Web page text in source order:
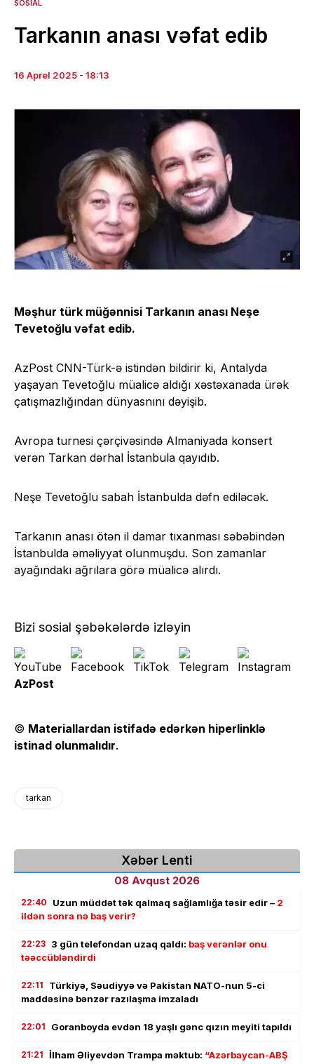
SOSIAL
Tarkanın anası vəfat edib
16 Aprel 2025 - 18:13
Məşhur türk müğənnisi Tarkanın anası Neşe
Tevetoğlu vəfat edib.
AzPost CNN-Türk-ə istindən bildirir ki, Antalyda
yaşayan Tevetoğlu müalicə aldığı xəstəxanada ürək
çatışmazlığından dünyasnını dəyişib.
Avropa turnesi çərçivəsində Almaniyada konsert
verən Tarkan dərhal İstanbula qayıdıb.
Neşe Tevetoğlu sabah İstanbulda dəfn ediləcək.
Tarkanın anası ötən il damar tıxanması səbəbindən
İstanbulda əməliyyat olunmuşdu. Son zamanlar
ayağındakı ağrılara görə müalicə alırdı.
Bizi sosial şəbəkələrdə izləyin
AzPost
© Materiallardan istifadə edərkən hiperlinklə
istinad olunmalıdır.
tarkan
Xəbər Lenti
08 Avqust 2026
22:40 Uzun müddət tək qalmaq sağlamlığa təsir edir – 2
ildən sonra nə baş verir?
22:23 3 gün telefondan uzaq qaldı: baş verənlər onu
təəccübləndirdi
22:11
Türkiyə, Səudiyyə və Pakistan NATO-nun 5-ci
maddəsinə bənzər razılaşma imzaladı
22:01 Goranboyda evdən 18 yaşlı gənc qızın meyiti tapıldı
21:21 İlham Əliyevdən Trampa məktub: “Azərbaycan-ABŞ